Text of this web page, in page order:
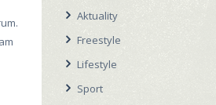
Aktuality
Freestyle
Lifestyle
Sport